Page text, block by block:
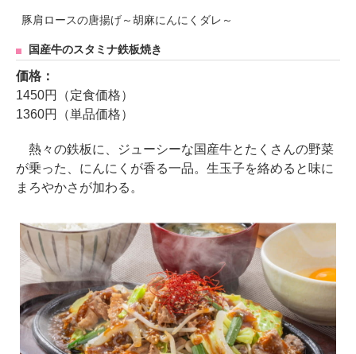
豚肩ロースの唐揚げ～胡麻にんにくダレ～
国産牛のスタミナ鉄板焼き
価格：
1450円（定食価格）
1360円（単品価格）
熱々の鉄板に、ジューシーな国産牛とたくさんの野菜
が乗った、にんにくが香る一品。生玉子を絡めると味に
まろやかさが加わる。